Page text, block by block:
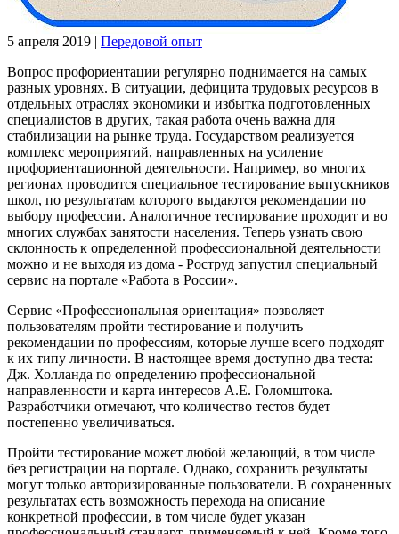
5 апреля 2019 | Передовой опыт
Вопрос профориентации регулярно поднимается на самых
разных уровнях. В ситуации, дефицита трудовых ресурсов в
отдельных отраслях экономики и избытка подготовленных
специалистов в других, такая работа очень важна для
стабилизации на рынке труда. Государством реализуется
комплекс мероприятий, направленных на усиление
профориентационной деятельности. Например, во многих
регионах проводится специальное тестирование выпускников
школ, по результатам которого выдаются рекомендации по
выбору профессии. Аналогичное тестирование проходит и во
многих службах занятости населения. Теперь узнать свою
склонность к определенной профессиональной деятельности
можно и не выходя из дома - Роструд запустил специальный
сервис на портале «Работа в России».
Сервис «Профессиональная ориентация» позволяет
пользователям пройти тестирование и получить
рекомендации по профессиям, которые лучше всего подходят
к их типу личности. В настоящее время доступно два теста:
Дж. Холланда по определению профессиональной
направленности и карта интересов А.Е. Голомштока.
Разработчики отмечают, что количество тестов будет
постепенно увеличиваться.
Пройти тестирование может любой желающий, в том числе
без регистрации на портале. Однако, сохранить результаты
могут только авторизированные пользователи. В сохраненных
результатах есть возможность перехода на описание
конкретной профессии, в том числе будет указан